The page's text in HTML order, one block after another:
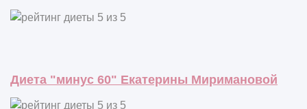
Диета "минус 60" Екатерины Миримановой